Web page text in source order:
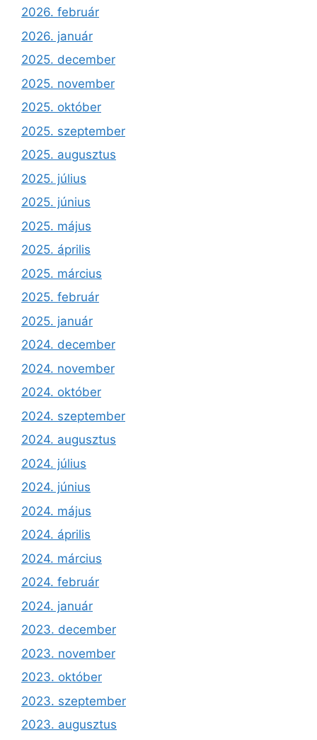
2026. február
2026. január
2025. december
2025. november
2025. október
2025. szeptember
2025. augusztus
2025. július
2025. június
2025. május
2025. április
2025. március
2025. február
2025. január
2024. december
2024. november
2024. október
2024. szeptember
2024. augusztus
2024. július
2024. június
2024. május
2024. április
2024. március
2024. február
2024. január
2023. december
2023. november
2023. október
2023. szeptember
2023. augusztus